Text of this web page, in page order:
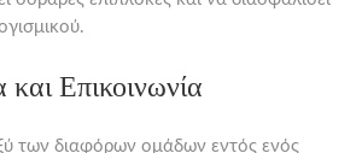
Επικοινωνία
των διαφόρων ομάδων εντός ενός